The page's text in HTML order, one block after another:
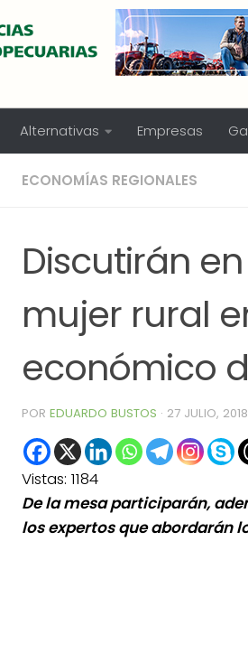
Alternativas Empresas
ECONOMÍAS REGIONALES
Discutirán
mujer rural
económico
POR EDUARDO BUSTOS · 27 JULIO, 2018
Vistas: 1184
De la mesa participarán,
los expertos que abordarán